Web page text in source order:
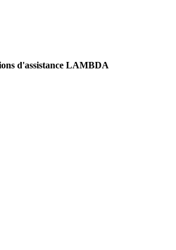
d'assistance LAMBDA